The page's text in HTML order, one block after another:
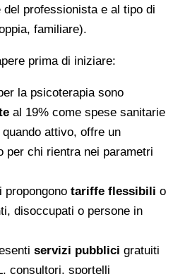
professionista e al tipo di
familiare).
prima di iniziare:
la psicoterapia sono
al 19% come spese sanitarie
quando attivo, offre un
per chi rientra nei parametri
propongono tariffe flessibili o
disoccupati o persone in
servizi pubblici gratuiti
consultori, sportelli